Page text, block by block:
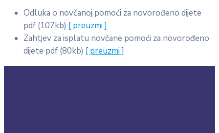
Odluka o novčanoj pomoći za novorođeno dijete
pdf (107kb) [ preuzmi ]
Zahtjev za isplatu novčane pomoći za novorođeno
dijete pdf (80kb) [ preuzmi ]